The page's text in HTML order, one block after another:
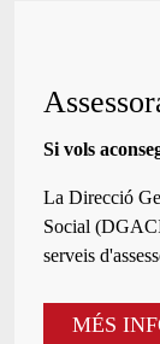
Si vols
La Direcció
Social
serveis
MÉS